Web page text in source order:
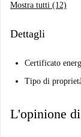
Mostra tutti (12)
Dettagli
Certificato
Tipo di
L'opinione